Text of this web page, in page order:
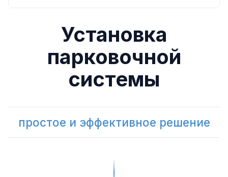
Установка
парковочной
системы
простое и эффективное решение